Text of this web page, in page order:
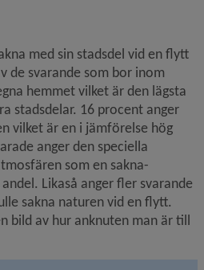
med sin stadsdel vid en flytt
de svarande som bor inom
hemmet vilket är den lägsta
stadsdelar. 16 procent anger
vilket är en i jämförelse hög
anger den speciella
som en sakna-
Likaså anger fler svarande
sakna naturen vid en flytt.
bild av hur anknuten man är till